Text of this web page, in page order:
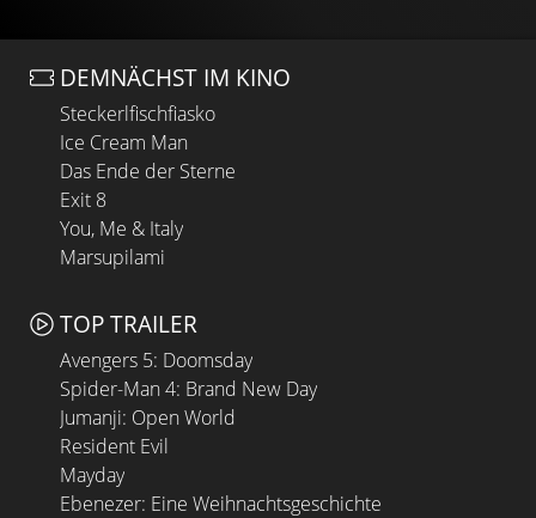
DEMNÄCHST IM KINO
Steckerlfischfiasko
Ice Cream Man
Das Ende der Sterne
Exit 8
You, Me & Italy
Marsupilami
TOP TRAILER
Avengers 5: Doomsday
Spider-Man 4: Brand New Day
Jumanji: Open World
Resident Evil
Mayday
Ebenezer: Eine Weihnachtsgeschichte